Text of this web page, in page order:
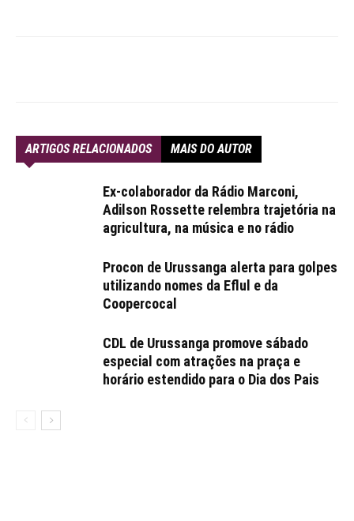
ARTIGOS RELACIONADOS MAIS DO AUTOR
Ex-colaborador da Rádio Marconi,
Adilson Rossette relembra trajetória na
agricultura, na música e no rádio
Procon de Urussanga alerta para golpes
utilizando nomes da Eflul e da
Coopercocal
CDL de Urussanga promove sábado
especial com atrações na praça e
horário estendido para o Dia dos Pais